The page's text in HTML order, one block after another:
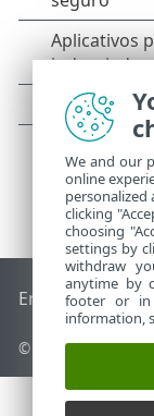
End of Life
© 1992 - 2026
We and our
online
personalized
clicking
choosing
settings by
withdraw
anytime by
footer or in
information,